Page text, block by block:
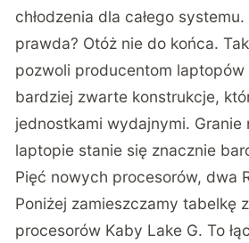
chłodzenia dla całego
prawda? Otóż nie do końca.
pozwoli producentom
bardziej zwarte konstrukcje,
jednostkami wydajnymi. Granie
laptopie stanie się znacznie
Pięć nowych procesorów, dwa
Poniżej zamieszczamy tabelkę
procesorów Kaby Lake G. To